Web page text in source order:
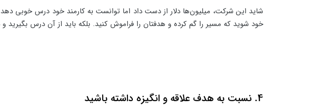
شاید این شرکت، میلیون‌ها دلار از دست داد اما توانست به کارمند خود درس خوبی
خود شوید که مسیر را گم کرده و هدفتان را فراموش کنید. بلکه باید از آن درس بگیرید
4. نسبت به هدف علاقه و انگیزه داشته باشید